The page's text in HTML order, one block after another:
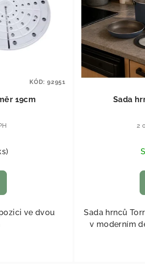
19cm
)
ve dvou
KÓD: 92951
Sada
2
Sada hrnců
v moderním